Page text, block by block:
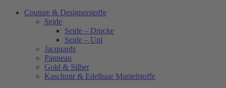
Couture & Designerstoffe
Seide
Seide – Drucke
Seide – Uni
Jacquards
Panneau
Gold & Silber
Kaschmir & Edelhaar Mantelstoffe